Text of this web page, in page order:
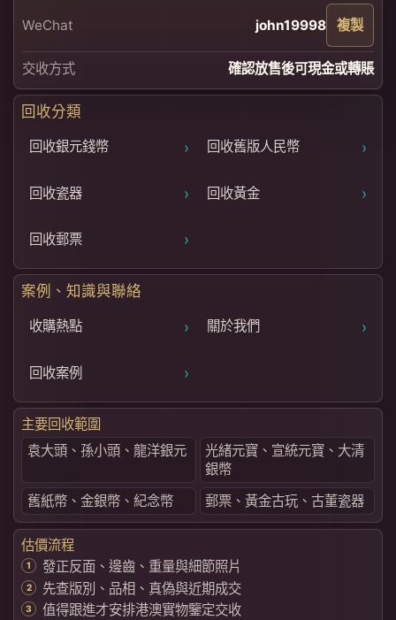
WeChat john19998 複製
交收方式 確認放售後可現金或轉賬
回收分類
回收銀元錢幣 › 回收舊版人民幣 ›
回收瓷器 › 回收黃金 ›
回收郵票 ›
案例、知識與聯絡
收購熱點 › 關於我們 ›
回收案例 ›
主要回收範圍
袁大頭、孫小頭、龍洋銀元
光緒元寶、宣統元寶、大清
銀幣
舊紙幣、金銀幣、紀念幣
郵票、黃金古玩、古董瓷器
估價流程
發正反面、邊齒、重量與細節照片
先查版別、品相、真偽與近期成交
值得跟進才安排港澳實物鑒定交收